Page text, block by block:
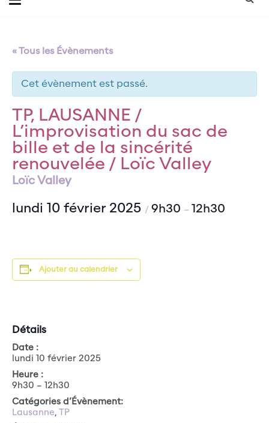
« Tous les Évènements
Cet évènement est passé.
TP, LAUSANNE /
L’improvisation du sac de
bille et de la sincérité
renouvelée / Loïc Valley
Loïc Valley
lundi 10 février 2025 / 9h30 – 12h30
Ajouter au calendrier
Détails
Date :
lundi 10 février 2025
Heure :
9h30 – 12h30
Catégories d’Évènement:
Lausanne, TP